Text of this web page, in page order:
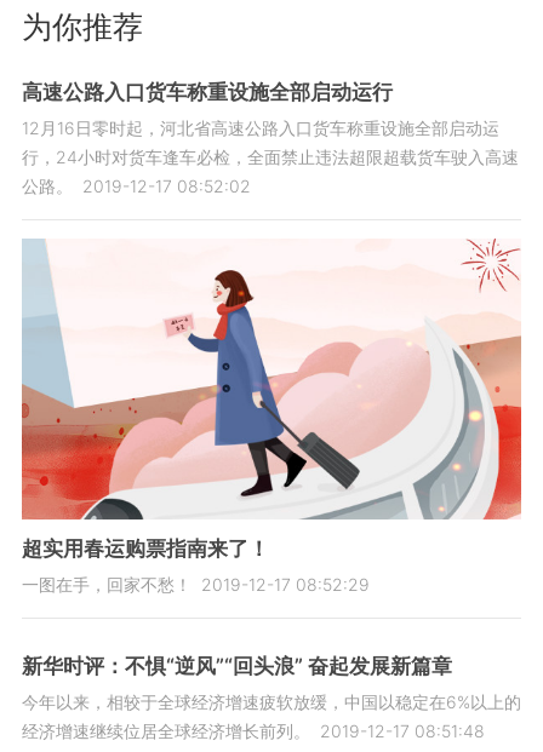
为你推荐
高速公路入口货车称重设施全部启动运行
12月16日零时起，河北省高速公路入口货车称重设施全部启动运
行，24小时对货车逢车必检，全面禁止违法超限超载货车驶入高速
公路。
2019-12-17 08:52:02
超实用春运购票指南来了！
一图在手，回家不愁！ 2019-12-17 08:52:29
新华时评：不惧“逆风”“回头浪” 奋起发展新篇章
今年以来，相较于全球经济增速疲软放缓，中国以稳定在6%以上的
经济增速继续位居全球经济增长前列。
2019-12-17 08:51:48